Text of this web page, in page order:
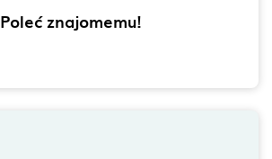
Poleć znajomemu!